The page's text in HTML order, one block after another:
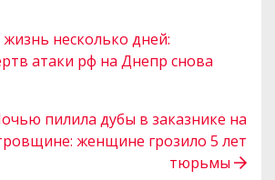
несколько дней:
атаки рф на Днепр снова
пилила дубы в заказнике на
женщине грозило 5 лет
тюрьмы